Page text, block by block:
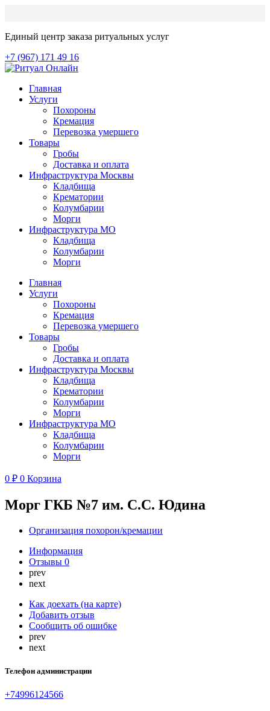
Единый центр заказа ритуальных услуг
+7 (967) 171 49 16
Главная
Услуги
Похороны
Кремация
Перевозка умершего
Товары
Гробы
Доставка и оплата
Инфраструктура Москвы
Кладбища
Крематории
Колумбарии
Морги
Инфраструктура МО
Кладбища
Колумбарии
Морги
Главная
Услуги
Похороны
Кремация
Перевозка умершего
Товары
Гробы
Доставка и оплата
Инфраструктура Москвы
Кладбища
Крематории
Колумбарии
Морги
Инфраструктура МО
Кладбища
Колумбарии
Морги
0 ₽ 0 Корзина
Морг ГКБ №7 им. С.С. Юдина
Организация похорон/кремации
Информация
Отзывы 0
prev
next
Как доехать (на карте)
Добавить отзыв
Сообщить об ошибке
prev
next
Телефон администрации
+74996124566